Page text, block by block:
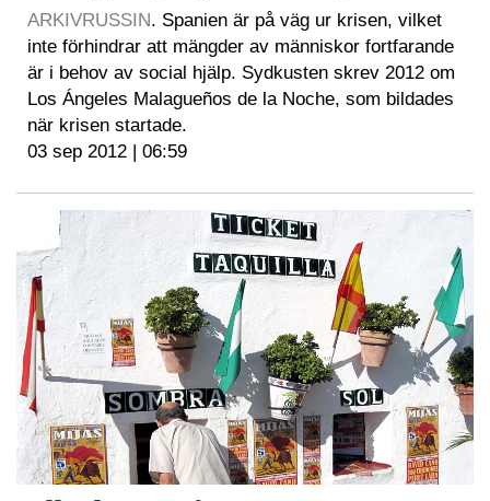
ARKIVRUSSIN. Spanien är på väg ur krisen, vilket
inte förhindrar att mängder av människor fortfarande
är i behov av social hjälp. Sydkusten skrev 2012 om
Los Ángeles Malagueños de la Noche, som bildades
när krisen startade.
03 sep 2012 | 06:59